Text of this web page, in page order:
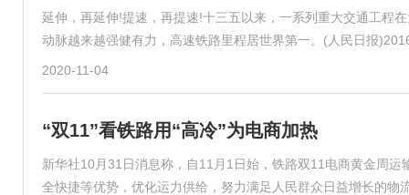
延伸，再延伸!提速，再提速!十三五以来，一系列重大交通工程
动脉越来越强健有力，高速铁路里程居世界第一。(人民日报
2020-11-04
“双11”看铁路用“高冷”为电商加热
新华社10月31日消息称，自11月1日始，铁路双11电商黄金周
全快捷等优势，优化运力供给，努力满足人民群众日益增长的物